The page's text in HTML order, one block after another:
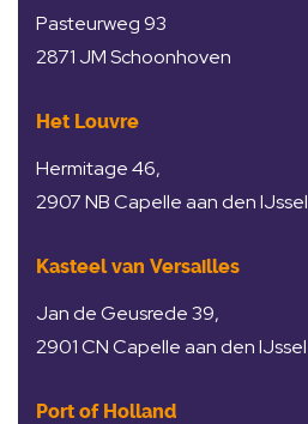
Pasteurweg 93
2871 JM Schoonhoven
Het Louvre
Hermitage 46,
2907 NB Capelle aan den IJssel
Kasteel van Versailles
Jan de Geusrede 39,
2901 CN Capelle aan den IJssel
Port of Holland